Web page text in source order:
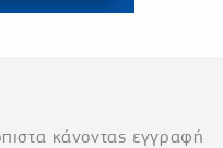
κάνοντας εγγραφή